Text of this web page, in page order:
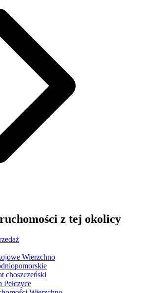
z tej okolicy
Wierzchno
choszczeński